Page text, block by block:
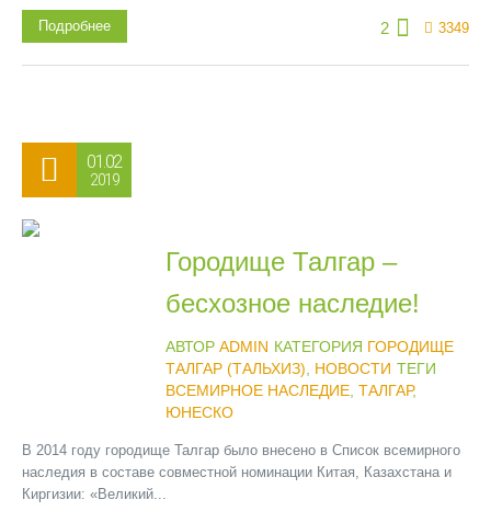
2 3349
Подробнее
01.02
2019
Городище Талгар –
бесхозное наследие!
АВТОР ADMIN КАТЕГОРИЯ ГОРОДИЩЕ
ТАЛГАР (ТАЛЬХИЗ)
НОВОСТИ ТЕГИ
ВСЕМИРНОЕ НАСЛЕДИЕ, ТАЛГАР,
ЮНЕСКО
В 2014 году городище Талгар было внесено в Список всемирного
наследия в составе совместной номинации Китая, Казахстана и
Киргизии: «Великий...